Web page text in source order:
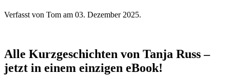
Verfasst von Tom am 03. Dezember 2025.
Alle Kurzgeschichten von Tanja Russ –
jetzt in einem einzigen eBook!